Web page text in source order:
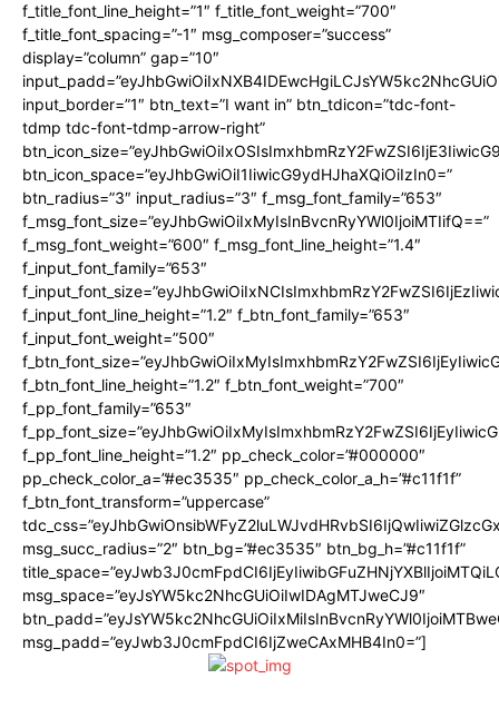
f_title_font_line_height=”1″ f_title_font_weight=”700″
f_title_font_spacing=”-1″ msg_composer=”success”
display=”column” gap=”10″
input_border=”1″ btn_text=”I want in” btn_tdicon=”tdc-font-
tdmp tdc-font-tdmp-arrow-right”
btn_icon_space=”eyJhbGwiOiI1IiwicG9ydHJhaXQiOiIzIn0=”
btn_radius=”3″ input_radius=”3″ f_msg_font_family=”653″
f_msg_font_size=”eyJhbGwiOiIxMyIsInBvcnRyYWl0IjoiMTIifQ==”
f_msg_font_weight=”600″ f_msg_font_line_height=”1.4″
f_input_font_family=”653″
f_input_font_line_height=”1.2″ f_btn_font_family=”653″
f_input_font_weight=”500″
f_btn_font_line_height=”1.2″ f_btn_font_weight=”700″
f_pp_font_family=”653″
f_pp_font_line_height=”1.2″ pp_check_color=”#000000″
pp_check_color_a=”#ec3535″ pp_check_color_a_h=”#c11f1f”
f_btn_font_transform=”uppercase”
msg_succ_radius=”2″ btn_bg=”#ec3535″ btn_bg_h=”#c11f1f”
msg_space=”eyJsYW5kc2NhcGUiOiIwIDAgMTJweCJ9″
msg_padd=”eyJwb3J0cmFpdCI6IjZweCAxMHB4In0=”]